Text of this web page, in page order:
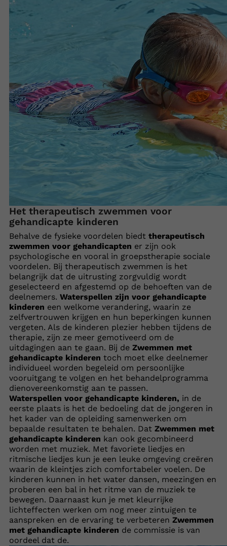
Het therapeutisch zwemmen voor
gehandicapte kinderen
Behalve de fysieke voordelen biedt therapeutisch
zwemmen voor gehandicapten er zijn ook
psychologische en vooral in groepstherapie sociale
voordelen. Bij therapeutisch zwemmen is het
belangrijk dat de uitrusting zorgvuldig wordt
geselecteerd en afgestemd op de behoeften van de
deelnemers. Waterspellen zijn voor gehandicapte
kinderen een welkome verandering, waarin ze
zelfvertrouwen krijgen en hun beperkingen kunnen
vergeten. Als de kinderen plezier hebben tijdens de
therapie, zijn ze meer gemotiveerd om de
uitdagingen aan te gaan. Bij de Zwemmen met
gehandicapte kinderen toch moet elke deelnemer
individueel worden begeleid om persoonlijke
vooruitgang te volgen en het behandelprogramma
dienovereenkomstig aan te passen.
Waterspellen voor gehandicapte kinderen, in de
eerste plaats is het de bedoeling dat de jongeren in
het kader van de opleiding samenwerken om
bepaalde resultaten te behalen. Dat Zwemmen met
gehandicapte kinderen kan ook gecombineerd
worden met muziek. Met favoriete liedjes en
ritmische liedjes kun je een leuke omgeving creëren
waarin de kleintjes zich comfortabeler voelen. De
kinderen kunnen in het water dansen, meezingen en
proberen een bal in het ritme van de muziek te
bewegen. Daarnaast kun je met kleurrijke
lichteffecten werken om nog meer zintuigen te
aanspreken en de ervaring te verbeteren Zwemmen
met gehandicapte kinderen de commissie is van
oordeel dat de.